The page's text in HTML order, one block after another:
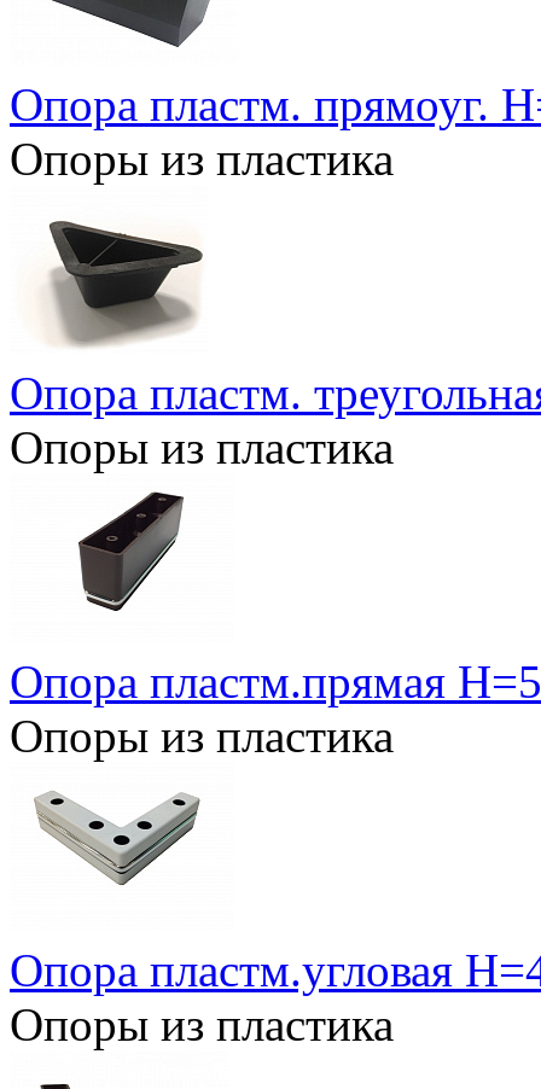
Опора пластм. прямоуг.
Опоры из пластика
Опора пластм.
Опоры из пластика
Опора пластм.прямая
Опоры из пластика
Опора пластм.угловая
Опоры из пластика